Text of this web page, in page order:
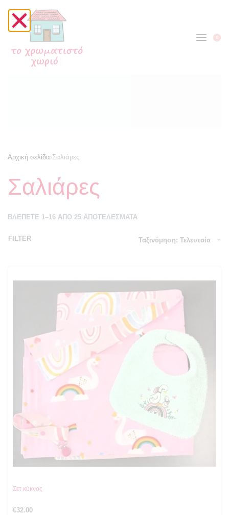
0
Αρχική σελίδα›Σαλιάρες
Σαλιάρες
ΒΛΈΠΕΤΕ 1–16 ΑΠΌ 25 ΑΠΟΤΕΛΈΣΜΑΤΑ
Ταξινόμηση: Τελευταία
FILTER
Σετ κύκνος
€32.00